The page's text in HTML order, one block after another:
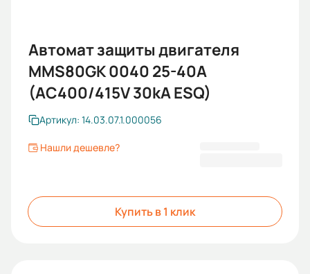
Автомат защиты двигателя
MMS80GK 0040 25-40А
(AC400/415V 30kA ESQ)
Артикул: 14.03.07.1.000056
Нашли дешевле?
Купить в 1 клик